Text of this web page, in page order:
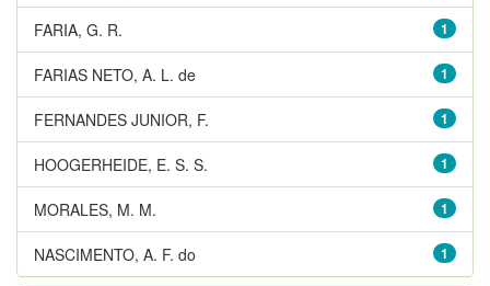
1
FARIA, G. R.
1
FARIAS NETO, A. L. de
1
FERNANDES JUNIOR, F.
1
HOOGERHEIDE, E. S. S.
1
MORALES, M. M.
1
NASCIMENTO, A. F. do